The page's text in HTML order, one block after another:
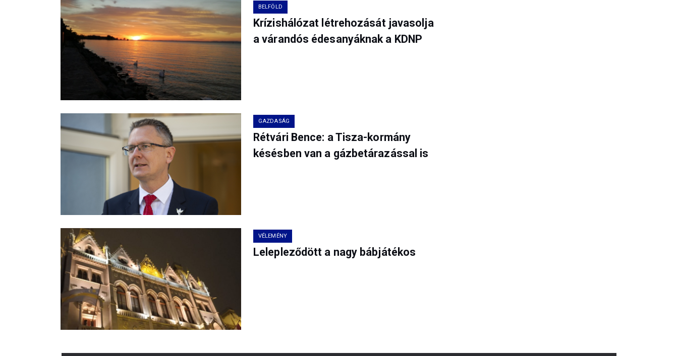
BELFÖLD
Krízishálózat létrehozását javasolja
a várandós édesanyáknak a KDNP
GAZDASÁG
Rétvári Bence: a Tisza-kormány
késésben van a gázbetárazással is
VÉLEMÉNY
Lelepleződött a nagy bábjátékos